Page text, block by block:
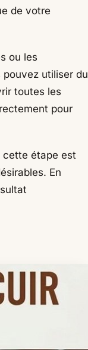
de votre
ou les
utiliser du
toutes les
pour
cette étape est
En